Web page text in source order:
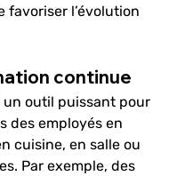
l’évolution
continue
outil puissant pour
des employés en
cuisine, en salle ou
Par exemple, des